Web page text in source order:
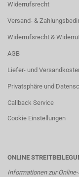
Widerrufsrecht
Versand- &
Widerrufsrecht &
AGB
Liefer- und
Privatsphäre und
Callback Service
Cookie Einstellungen
ONLINE
Informationen zur